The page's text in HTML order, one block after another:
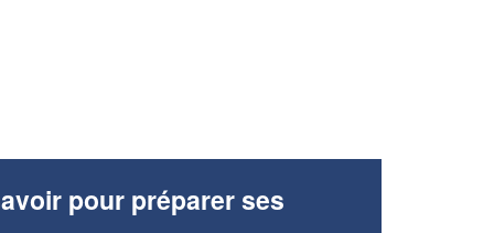
pour préparer ses